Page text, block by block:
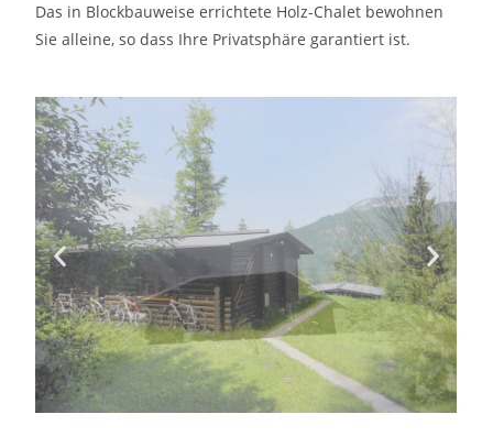
Das in Blockbauweise errichtete Holz-Chalet bewohnen
Sie alleine, so dass Ihre Privatsphäre garantiert ist.